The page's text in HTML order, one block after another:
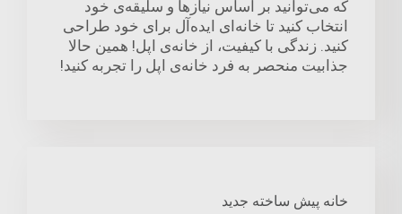
که می‌توانید بر اساس نیازها و سلیقه‌ی خود
انتخاب کنید تا خانه‌ای ایده‌آل برای خود طراحی
کنید. زندگی با کیفیت، از خانه‌ی اپل! همین حالا
جذابیت منحصر به فرد خانه‌ی اپل را تجربه کنید!
خانه پیش ساخته جدید